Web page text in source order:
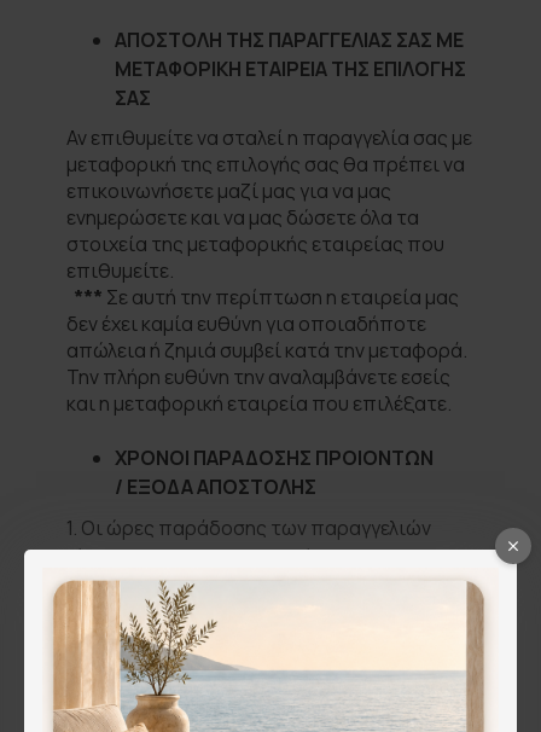
ΑΠΟΣΤΟΛΗ ΤΗΣ ΠΑΡΑΓΓΕΛΙΑΣ ΣΑΣ ΜΕ
ΜΕΤΑΦΟΡΙΚΗ ΕΤΑΙΡΕΙΑ ΤΗΣ ΕΠΙΛΟΓΗΣ
ΣΑΣ
Αν επιθυμείτε να σταλεί η παραγγελία σας με
μεταφορική της επιλογής σας θα πρέπει να
επικοινωνήσετε μαζί μας για να μας
ενημερώσετε και να μας δώσετε όλα τα
στοιχεία της μεταφορικής εταιρείας που
επιθυμείτε.
*** Σε αυτή την περίπτωση η εταιρεία μας
δεν έχει καμία ευθύνη για οποιαδήποτε
απώλεια ή ζημιά συμβεί κατά την μεταφορά.
Την πλήρη ευθύνη την αναλαμβάνετε εσείς
και η μεταφορική εταιρεία που επιλέξατε.
ΧΡΟΝΟΙ ΠΑΡΑΔΟΣΗΣ ΠΡΟΙΟΝΤΩΝ
/ ΕΞΟΔΑ ΑΠΟΣΤΟΛΗΣ
1. Οι ώρες παράδοσης των παραγγελιών
είναι απ' τις 09:00 το πρωί ως τις 17:00 το
απόγευμα.
Βάση του χρ΄όνου παράδοσης από την
συνεργαζόμενη εταιρεία ταχυμεταφορών οι
παραδόσεις θα έχουν ώς εξής:
* εντός της Αττικής εντός 48 ωρών από την